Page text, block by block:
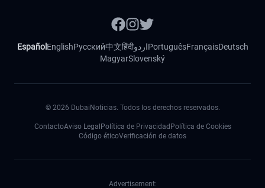
Español EnglishРусский中文हिंदीاردوPortuguêsFrançaisDeutsch
MagyarSlovenský
© 2026 DubaiNoticias. Todos los derechos reservados.
ContactoAviso Legal Política de Privacidad Política de Cookies
Código éticoVerificación de datos
Advertisement: